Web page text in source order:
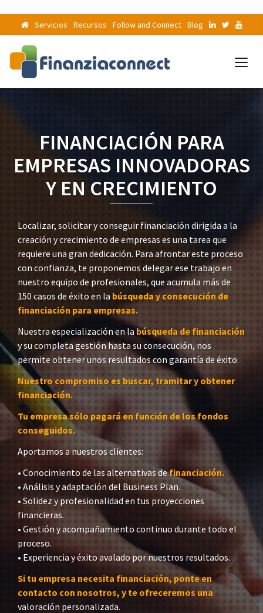
Servicios Recursos Follow and Connect Blog
FINANCIACIÓN PARA
EMPRESAS INNOVADORAS
Y EN CRECIMIENTO
Localizar, solicitar y conseguir financiación dirigida a la
creación y crecimiento de empresas es una tarea que
requiere una gran dedicación. Para afrontar este proceso
con confianza, te proponemos delegar ese trabajo en
nuestro equipo de profesionales, que acumula más de
150 casos de éxito en la búsqueda y consecución de
financiación para empresas.
Nuestra especialización en la búsqueda de financiación
y su completa gestión hasta su consecución, nos
permite obtener unos resultados con garantía de éxito.
Nuestro compromiso es buscar, tramitar y obtener
financiación.
Tu empresa sólo pagará en función de los fondos
conseguidos.
Aportamos a nuestros clientes:
• Conocimiento de las alternativas definanciación.
• Análisis y adaptación del Business Plan.
• Solidez y profesionalidad en tus proyecciones
financieras.
• Gestión y acompañamiento continuo durante todo el
proceso.
• Experiencia y éxito avalado por nuestros resultados.
Si tu empresa necesita financiación, ponte en
contacto con nosotros, y te ofreceremos una
valoración personalizada.